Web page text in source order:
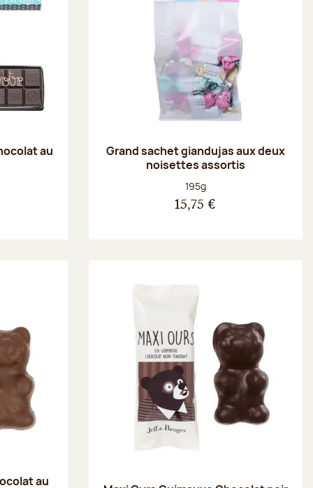
au
Grand sachet giandujas aux deux
noisettes assortis
Poids net :
195g
15,75 €
au